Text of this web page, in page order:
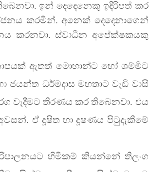
ඉන් දෙදෙනෙකු ඉදිරිපත් කර
කරමින්. අනෙක් දෙදෙනාගෙන්
කරනවා. ස්වාධීන අපේක්ෂකයකු
ඇතත් මොහාන්ට හෝ ශම්මිට
ධර්මදාස මහතාට වැඩි වාසි
වැදීමට තීරණය කර තිබෙනවා. එය
ඒ දූෂිත හා දූෂණය පිටුදැකීමේ
හිමිකම් කියන්නේ තිලංග